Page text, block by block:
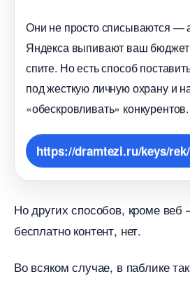
Они не просто списываются —
Яндекса выпивают ваш
спите. Но есть способ
под жесткую личную охрану и
«обескровливать» конкурентов.
https://dramtezi.ru/keys/
Но других способов, кроме веб
есплатно контент, нет.
о всяком случае, в паблике